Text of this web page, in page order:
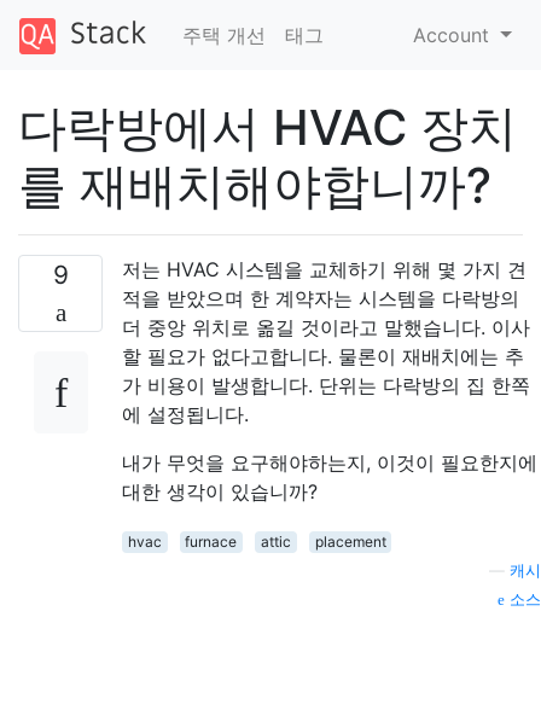
주택 개선 태그 Account
다락방에서 HVAC 장치
를 재배치해야합니까?
9
저는 HVAC 시스템을 교체하기 위해 몇 가지 견
적을 받았으며 한 계약자는 시스템을 다락방의
더 중앙 위치로 옮길 것이라고 말했습니다. 이사
할 필요가 없다고합니다. 물론이 재배치에는 추
가 비용이 발생합니다. 단위는 다락방의 집 한쪽
에 설정됩니다.
내가 무엇을 요구해야하는지, 이것이 필요한지에
대한 생각이 있습니까?
hvac furnace attic
placement
캐시
소스